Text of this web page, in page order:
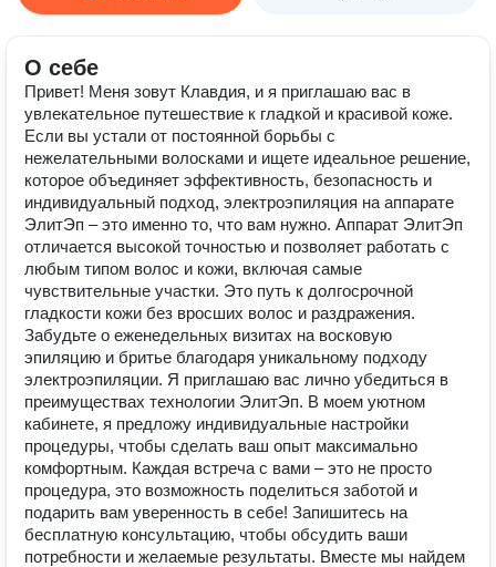
О себе
Привет! Меня зовут Клавдия, и я приглашаю вас в
увлекательное путешествие к гладкой и красивой коже.
Если вы устали от постоянной борьбы с
нежелательными волосками и ищете идеальное решение,
которое объединяет эффективность, безопасность и
индивидуальный подход, электроэпиляция на аппарате
ЭлитЭп – это именно то, что вам нужно. Аппарат ЭлитЭп
отличается высокой точностью и позволяет работать с
любым типом волос и кожи, включая самые
чувствительные участки. Это путь к долгосрочной
гладкости кожи без вросших волос и раздражения.
Забудьте о еженедельных визитах на восковую
эпиляцию и бритье благодаря уникальному подходу
электроэпиляции. Я приглашаю вас лично убедиться в
преимуществах технологии ЭлитЭп. В моем уютном
кабинете, я предложу индивидуальные настройки
процедуры, чтобы сделать ваш опыт максимально
комфортным. Каждая встреча с вами – это не просто
процедура, это возможность поделиться заботой и
подарить вам уверенность в себе! Запишитесь на
бесплатную консультацию, чтобы обсудить ваши
потребности и желаемые результаты. Вместе мы найдем